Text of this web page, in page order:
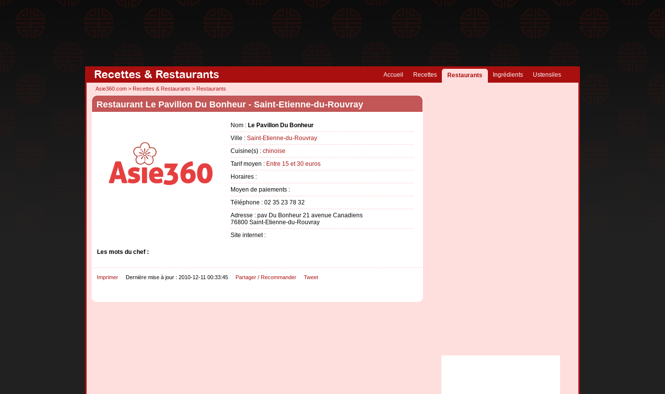
Recettes & Restaurants Ustensiles
Ingrédients
Restaurants
Recettes
Accueil
Asie360.com > Recettes & Restaurants > Restaurants
Restaurant Le Pavillon Du Bonheur - Saint-Etienne-du-Rouvray
Nom : Le Pavillon Du Bonheur
Ville : Saint-Etienne-du-Rouvray
Cuisine(s) : chinoise
Tarif moyen : Entre 15 et 30 euros
Horaires :
Moyen de paiements :
Téléphone : 02 35 23 78 32
Adresse : pav Du Bonheur 21 avenue Canadiens
76800 Saint-Etienne-du-Rouvray
Site internet :
Les mots du chef :
Imprimer Dernière mise à jour : 2010-12-11 00:33:45 Partager / Recommander Tweet